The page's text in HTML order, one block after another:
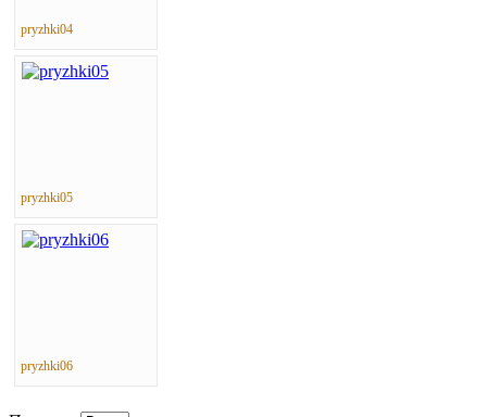
pryzhki04
pryzhki05
pryzhki06